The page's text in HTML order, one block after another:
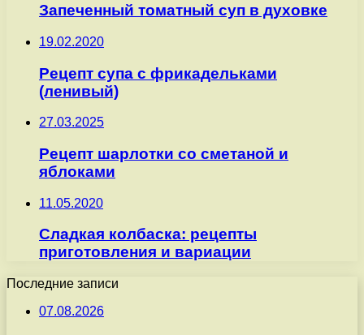
Запеченный томатный суп в духовке
19.02.2020
Рецепт супа с фрикадельками
(ленивый)
27.03.2025
Рецепт шарлотки со сметаной и
яблоками
11.05.2020
Сладкая колбаска: рецепты
приготовления и вариации
Последние записи
07.08.2026